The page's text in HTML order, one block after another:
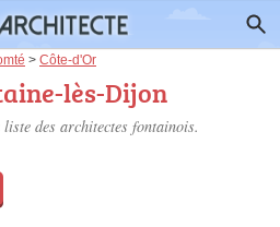
> Côte-d'Or
lès-Dijon
des architectes fontainois.